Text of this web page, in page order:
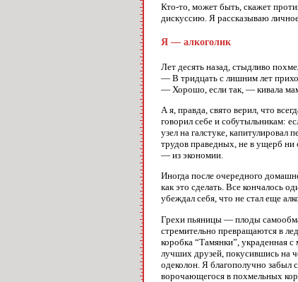
Кто-то, может быть, скажет
дискуссию. Я рассказываю
Я — алкоголик
Лет десять назад, стыдливо
— В тридцать с лишним лет
— Хорошо, если так, — кивала
А я, правда, свято верил, что
говорил себе и собутыльникам:
узел на галстуке,
трудов праведных, не в ущерб ни
— из экономии.
Иногда после очередного
как это сделать. Все кончалось
убеждал себя, что не стал еще
Грехи пьяницы — плоды
стремительно превращаются в
коробка “Тамянки”, украденная
лучших друзей, покусившись на
одеколон. Я благополучно забыл
ворочающегося в похмельных